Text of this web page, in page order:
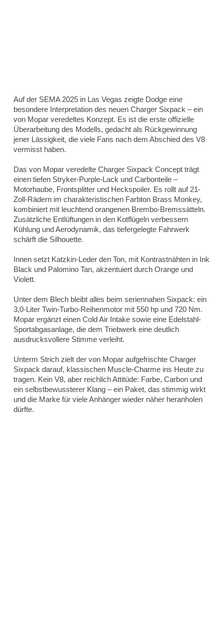
Auf der SEMA 2025 in Las Vegas zeigte Dodge eine
besondere Interpretation des neuen Charger Sixpack – ein
von Mopar veredeltes Konzept. Es ist die erste offizielle
Überarbeitung des Modells, gedacht als Rückgewinnung
jener Lässigkeit, die viele Fans nach dem Abschied des V8
vermisst haben.
Das von Mopar veredelte Charger Sixpack Concept trägt
einen tiefen Stryker-Purple-Lack und Carbonteile –
Motorhaube, Frontsplitter und Heckspoiler. Es rollt auf 21-
Zoll-Rädern im charakteristischen Farbton Brass Monkey,
kombiniert mit leuchtend orangenen Brembo-Bremssätteln.
Zusätzliche Entlüftungen in den Kotflügeln verbessern
Kühlung und Aerodynamik, das tiefergelegte Fahrwerk
schärft die Silhouette.
Innen setzt Katzkin-Leder den Ton, mit Kontrastnähten in Ink
Black und Palomino Tan, akzentuiert durch Orange und
Violett.
Unter dem Blech bleibt alles beim seriennahen Sixpack: ein
3,0-Liter Twin-Turbo-Reihenmotor mit 550 hp und 720 Nm.
Mopar ergänzt einen Cold Air Intake sowie eine Edelstahl-
Sportabgasanlage, die dem Triebwerk eine deutlich
ausdrucksvollere Stimme verleiht.
Unterm Strich zielt der von Mopar aufgefrischte Charger
Sixpack darauf, klassischen Muscle-Charme ins Heute zu
tragen. Kein V8, aber reichlich Attitüde: Farbe, Carbon und
ein selbstbewussterer Klang – ein Paket, das stimmig wirkt
und die Marke für viele Anhänger wieder näher heranholen
dürfte.